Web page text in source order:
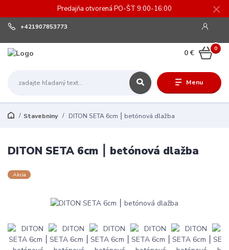
Predajňa otvorená PO-ŠT 9:00-16:00
Menu
+421907853773
0
0 €
Stavebniny DITON SETA 6cm ⎮ betónová dlažba
DITON SETA 6cm ⎮ betónová dlažba
Akcia